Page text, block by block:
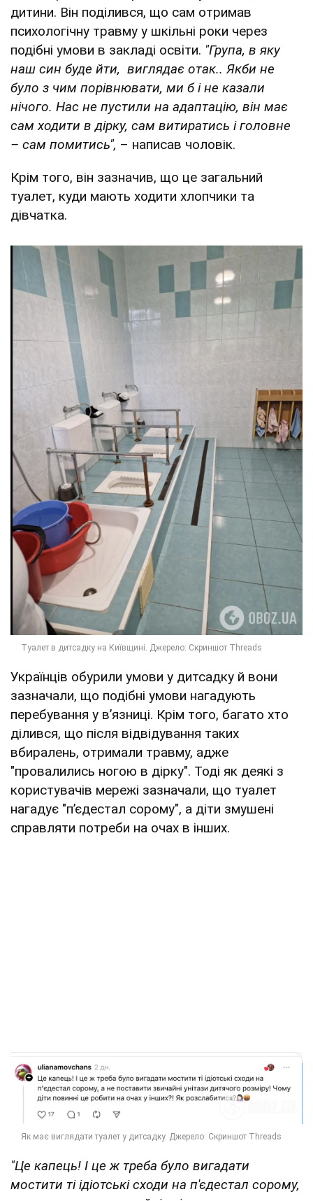
дитини. Він поділився, що сам отримав
психологічну травму у шкільні роки через
подібні умови в закладі освіти. "Група, в яку
наш син буде йти, виглядає отак.. Якби не
було з чим порівнювати, ми б і не казали
нічого. Нас не пустили на адаптацію, він має
сам ходити в дірку, сам витиратись і головне
– сам помитись", – написав чоловік.
Крім того, він зазначив, що це загальний
туалет, куди мають ходити хлопчики та
дівчатка.
Українців обурили умови у дитсадку й вони
зазначали, що подібні умови нагадують
перебування у вʼязниці. Крім того, багато хто
ділився, що після відвідування таких
вбиралень, отримали травму, адже
"провалились ногою в дірку". Тоді як деякі з
користувачів мережі зазначали, що туалет
нагадує "пʼєдестал сорому", а діти змушені
справляти потреби на очах в інших.
"Це капець! І це ж треба було вигадати
мостити ті ідіотські сходи на п'єдестал сорому,